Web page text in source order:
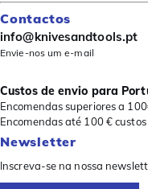
Contactos
info@knivesandtools.pt
Envie-nos um e-mail
Custos de envio para
Encomendas superiores a
Encomendas até 100 €
Newsletter
Inscreva-se na nossa